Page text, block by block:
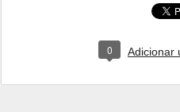
0 Adicionar